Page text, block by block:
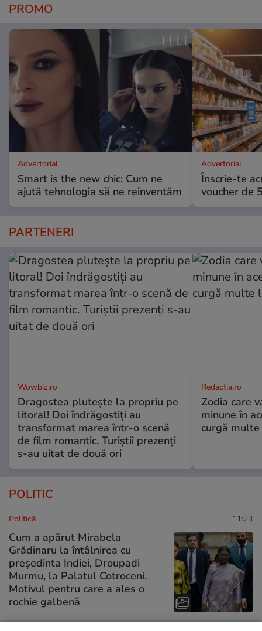
PROMO
Advertorial
Smart is the new chic: Cum ne
ajută tehnologia să ne reinventăm
Advertorial
Înscrie-te
voucher de
PARTENERI
Wowbiz.ro
Dragostea plutește la propriu pe
litoral! Doi îndrăgostiți au
transformat marea într-o scenă
de film romantic. Turiștii prezenți
s-au uitat de două ori
Redactia.ro
Zodia care
minune în
curgă
POLITIC
Politică 11:23
Cum a apărut Mirabela
Grădinaru la întâlnirea cu
președinta Indiei, Droupadi
Murmu, la Palatul Cotroceni.
Motivul pentru care a ales o
rochie galbenă